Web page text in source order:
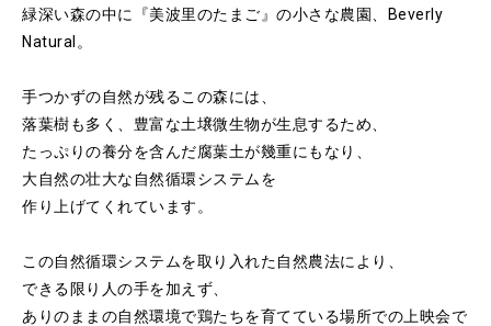
緑深い森の中に『美波里のたまご』の小さな農園、Beverly
Natural。
手つかずの自然が残るこの森には、
落葉樹も多く、豊富な土壌微生物が生息するため、
たっぷりの養分を含んだ腐葉土が幾重にもなり、
大自然の壮大な自然循環システムを
作り上げてくれています。
この自然循環システムを取り入れた自然農法により、
できる限り人の手を加えず、
ありのままの自然環境で鶏たちを育てている場所での上映会で